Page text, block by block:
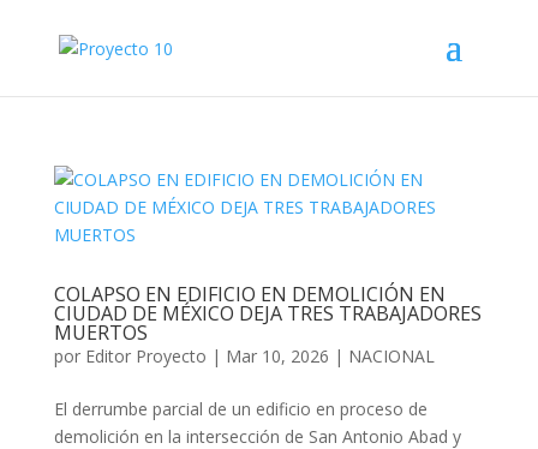
COLAPSO EN EDIFICIO EN DEMOLICIÓN EN
CIUDAD DE MÉXICO DEJA TRES TRABAJADORES
MUERTOS
por Editor Proyecto | Mar 10, 2026 | NACIONAL
El derrumbe parcial de un edificio en proceso de
demolición en la intersección de San Antonio Abad y